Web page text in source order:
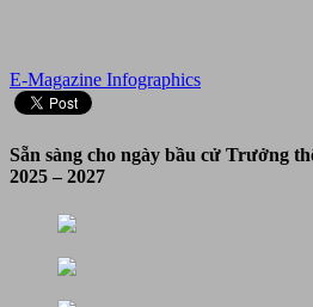
E-Magazine Infographics
Sẵn sàng cho ngày bầu cử Trưởng
2025 – 2027